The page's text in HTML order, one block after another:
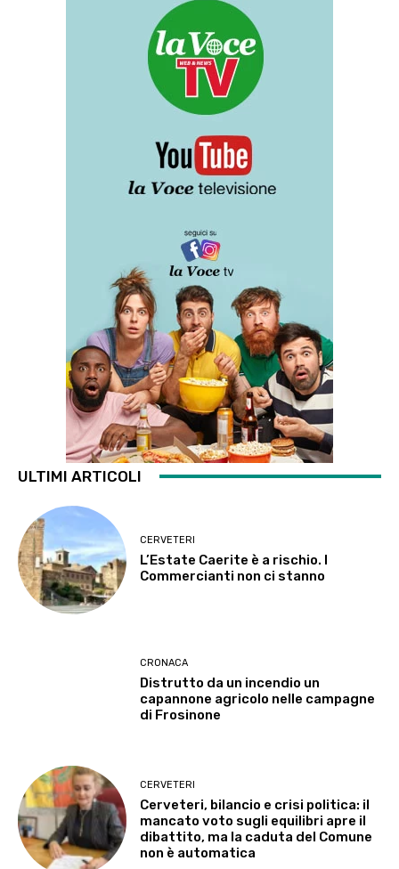
ULTIMI ARTICOLI
CERVETERI
L’Estate Caerite è a rischio. I
Commercianti non ci stanno
CRONACA
Distrutto da un incendio un
capannone agricolo nelle campagne
di Frosinone
CERVETERI
Cerveteri, bilancio e crisi politica: il
mancato voto sugli equilibri apre il
dibattito, ma la caduta del Comune
non è automatica